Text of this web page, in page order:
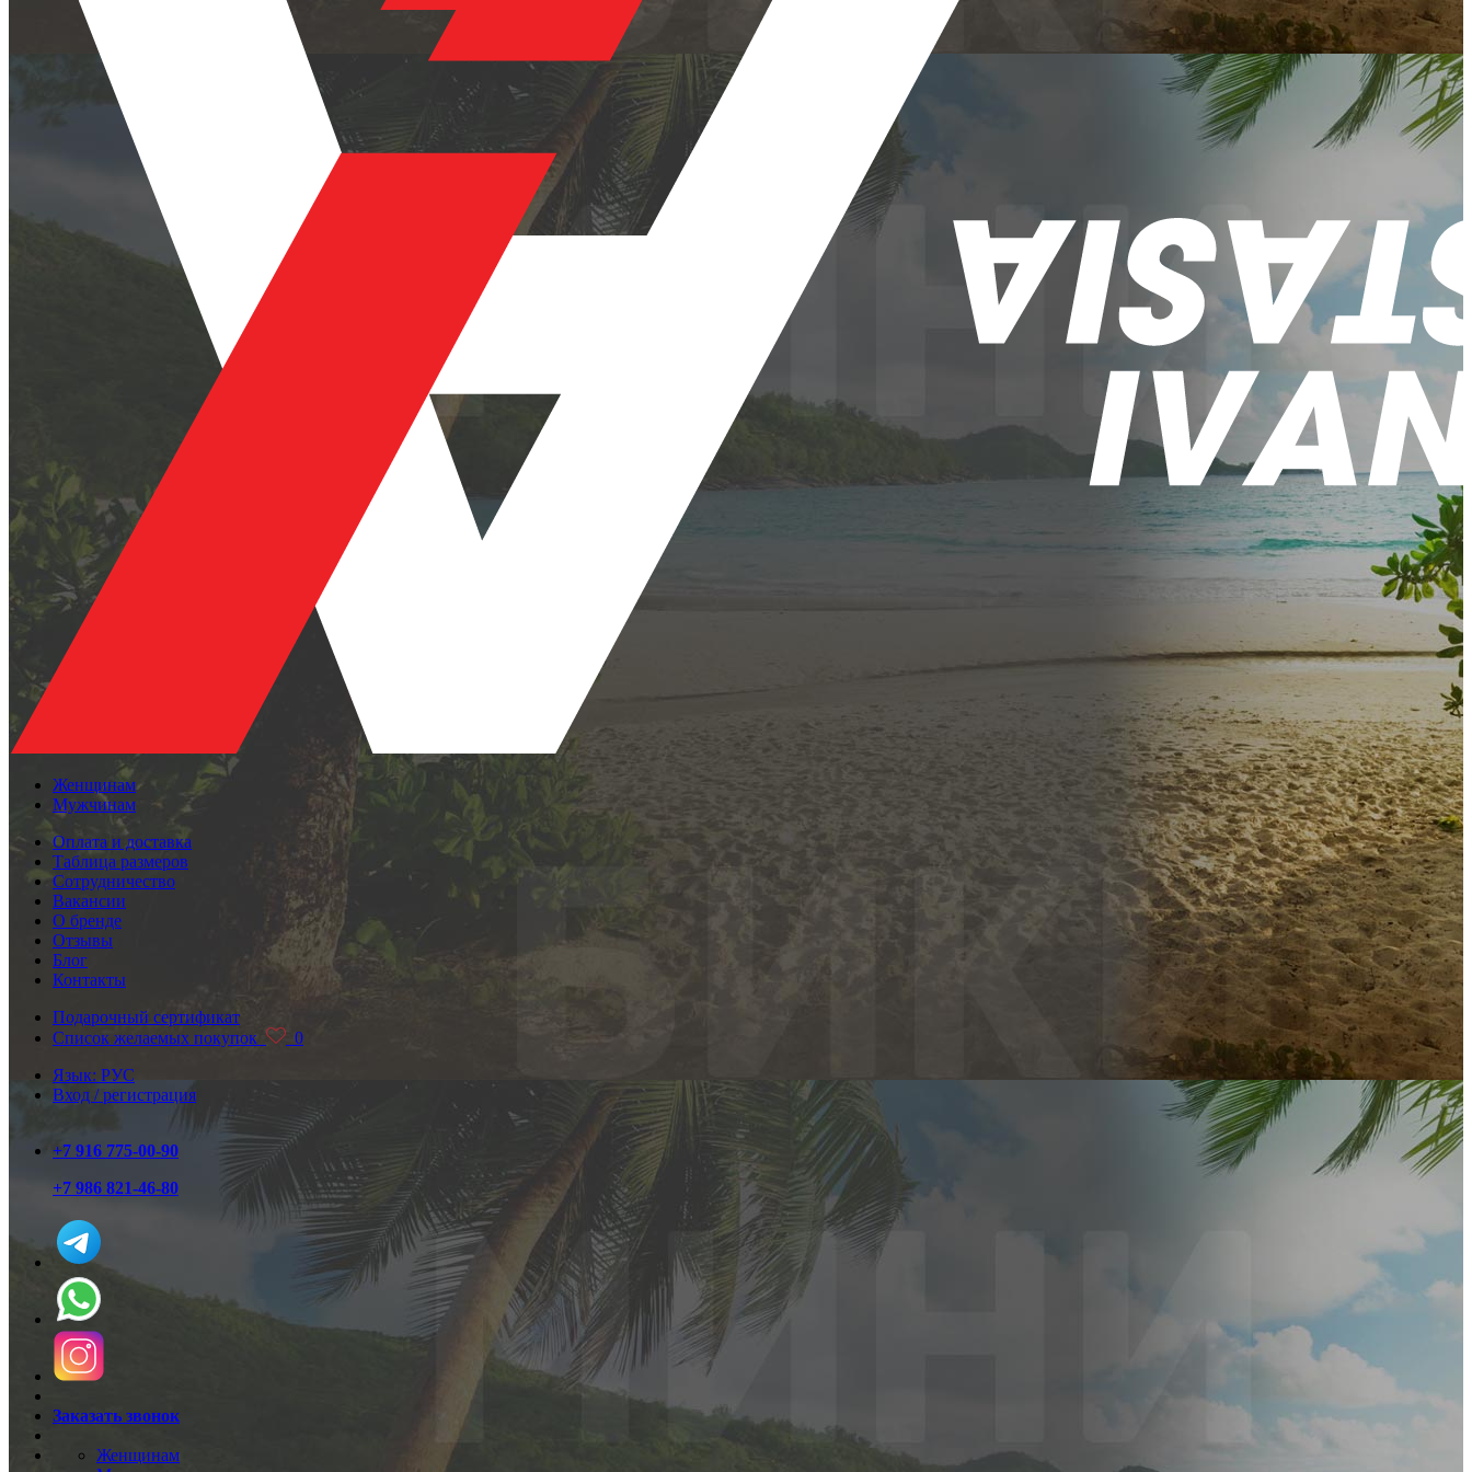
Женщинам
Мужчинам
Оплата и доставка
Таблица размеров
Сотрудничество
Вакансии
О бренде
Отзывы
Блог
Контакты
Подарочный сертификат
Список желаемых покупок
0
Язык: РУС
Вход / регистрация
+7 916 775-00-90
+7 986 821-46-80
Заказать звонок
Женщинам